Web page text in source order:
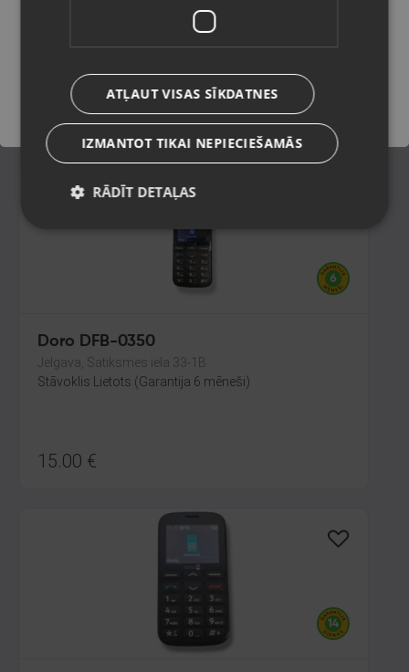
Stāvoklis Lietots (Garantija 6 mēneši)
14.00€
Doro DFB-0350
Jelgava, Satiksmes iela 33-1B
Stāvoklis Lietots (Garantija 6 mēneši)
15.00 €
Saglabāt
ATĻAUT VISAS SĪKDATNES
IZMANTOT TIKAI NEPIECIEŠAMĀS
RĀDĪT DETAĻAS